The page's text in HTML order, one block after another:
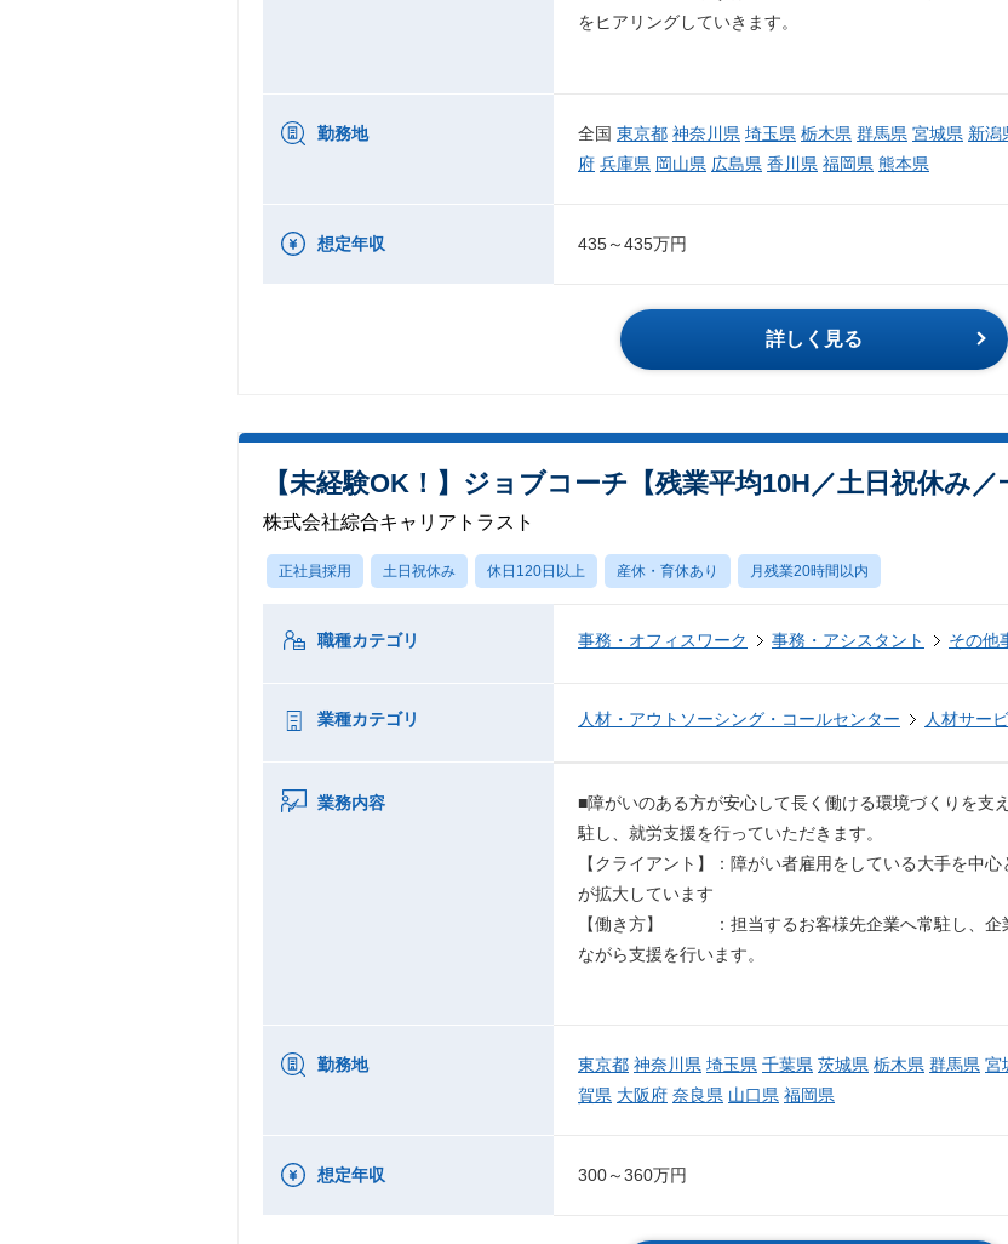
をヒアリングしていきます。
勤務地 全国 東京都 神奈川県 埼玉県 栃木県 群馬県 宮城県 新潟
府 兵庫県 岡山県 広島県 香川県 福岡県 熊本県
想定年収 435～435万円
詳しく見る
【未経験OK！】ジョブコーチ【残業平均10H／土日祝休み／
株式会社綜合キャリアトラスト
正社員採用 土日祝休み 休日120日以上 産休・育休あり 月残業20時間以内
職種カテゴリ 事務・オフィスワーク 事務・アシスタント その他
業種カテゴリ 人材・アウトソーシング・コールセンター 人材サー
業務内容
■障がいのある方が安心して長く働ける環境づくりを支
駐し、就労支援を行っていただきます。
【クライアント】：障がい者雇用をしている大手を中
が拡大しています
【働き方】 ：担当するお客様先企業へ常駐し、企
ながら支援を行います。
勤務地 東京都 神奈川県 埼玉県 千葉県 茨城県 栃木県 群馬県 宮
賀県 大阪府 奈良県 山口県 福岡県
想定年収 300～360万円